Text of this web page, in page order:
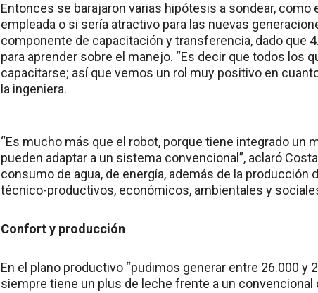
Entonces se barajaron varias hipótesis a sondear, como
empleada o si sería atractivo para las nuevas
componente de capacitación y transferencia, dado que
para aprender sobre el manejo. “Es decir que todos los
capacitarse; así que vemos un rol muy positivo en
la ingeniera.
“Es mucho más que el robot, porque tiene integrado un
pueden adaptar a un sistema convencional”, aclaró
consumo de agua, de energía, además de la producción
técnico-productivos, económicos, ambientales y
Confort y producción
En el plano productivo “pudimos generar entre 26.000 y
siempre tiene un plus de leche frente a un convencional